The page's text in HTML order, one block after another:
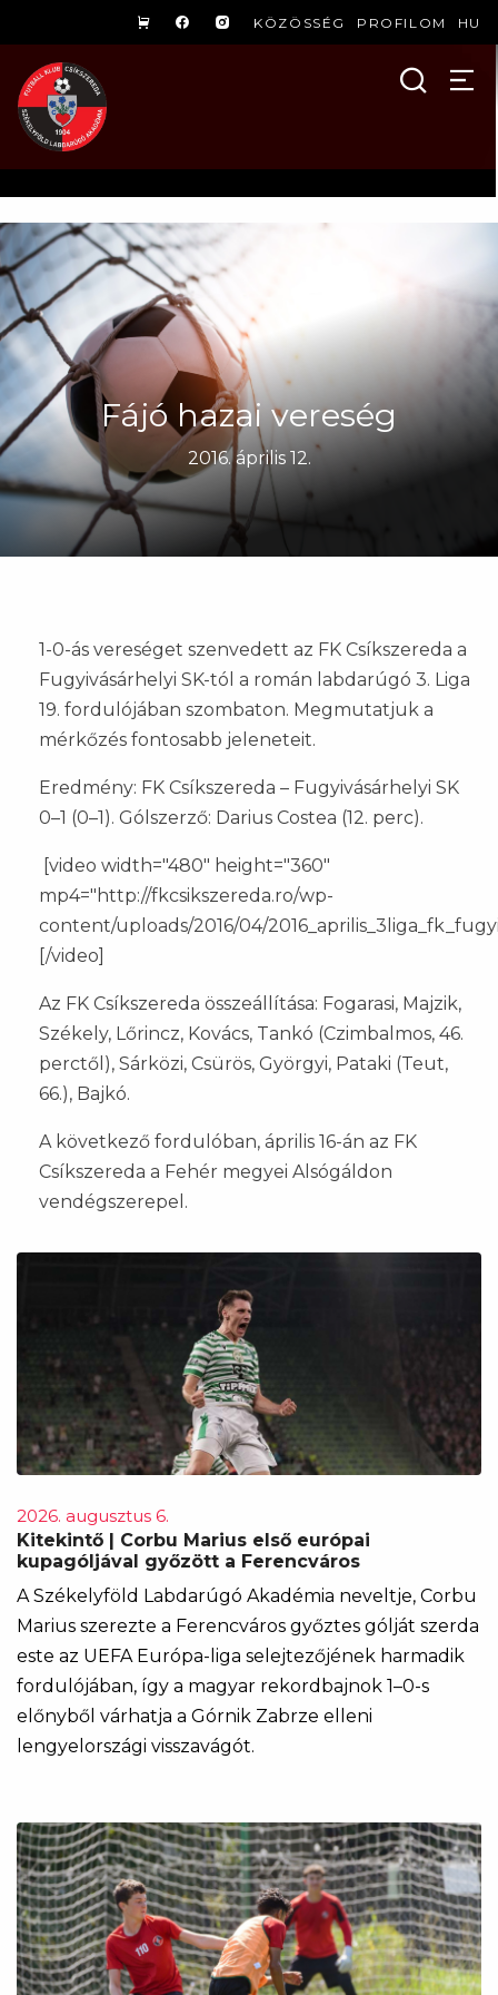
KÖZÖSSÉG PROFILOM HU
Fájó hazai vereség
2016. április 12.
1-0-ás vereséget szenvedett az FK Csíkszereda a
Fugyivásárhelyi SK-tól a román labdarúgó 3. Liga
19. fordulójában szombaton. Megmutatjuk a
mérkőzés fontosabb jeleneteit.
Eredmény: FK Csíkszereda – Fugyivásárhelyi SK
0–1 (0–1). Gólszerző: Darius Costea (12. perc).
[video width="480" height="360"
mp4="http://fkcsikszereda.ro/wp-
content/uploads/2016/04/
[/video]
Az FK Csíkszereda összeállítása: Fogarasi, Majzik,
Székely, Lőrincz, Kovács, Tankó (Czimbalmos, 46.
perctől), Sárközi, Csürös, Györgyi, Pataki (Teut,
66.), Bajkó.
A következő fordulóban, április 16-án az FK
Csíkszereda a Fehér megyei Alsógáldon
vendégszerepel.
2026. augusztus 6.
Kitekintő | Corbu Marius első európai
kupagóljával győzött a Ferencváros
A Székelyföld Labdarúgó Akadémia neveltje, Corbu
Marius szerezte a Ferencváros győztes gólját szerda
este az UEFA Európa-liga selejtezőjének harmadik
fordulójában, így a magyar rekordbajnok 1–0-s
előnyből várhatja a Górnik Zabrze elleni
lengyelországi visszavágót.